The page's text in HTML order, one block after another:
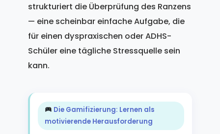
strukturiert die Überprüfung des Ranzens
— eine scheinbar einfache Aufgabe, die
für einen dyspraxischen oder ADHS-
Schüler eine tägliche Stressquelle sein
kann.
Die Gamifizierung: Lernen als
motivierende Herausforderung